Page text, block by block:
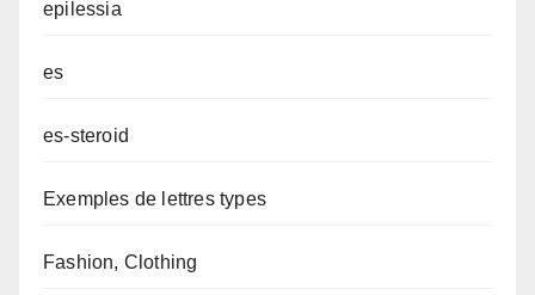
epilessia
es
es-steroid
Exemples de lettres types
Fashion, Clothing